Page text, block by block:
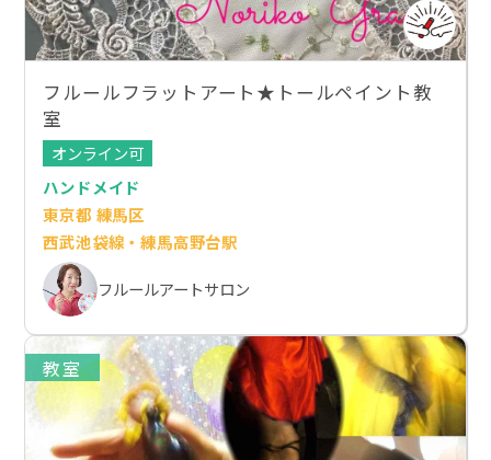
フルールフラットアート★トールペイント教
室
オンライン可
ハンドメイド
東京都 練馬区
西武池袋線・練馬高野台駅
フルールアートサロン
教室